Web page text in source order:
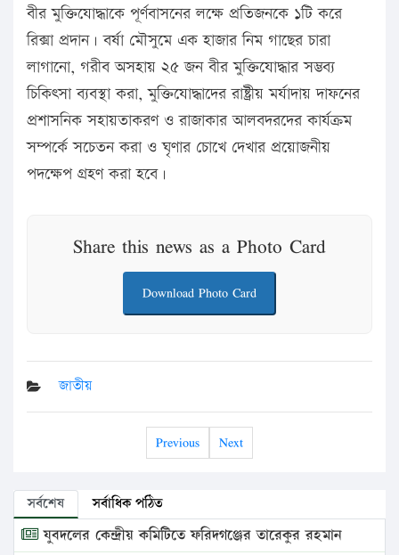
বীর মুক্তিযোদ্ধাকে পূর্ণবাসনের লক্ষে প্রতিজনকে ১টি করে
রিক্সা প্রদান। বর্ষা মৌসুমে এক হাজার নিম গাছের চারা
লাগানো, গরীব অসহায় ২৫ জন বীর মুক্তিযোদ্ধার সম্ভব্য
চিকিৎসা ব্যবস্থা করা, মুক্তিযোদ্ধাদের রাষ্ট্রীয় মর্যাদায় দাফনের
প্রশাসনিক সহায়তাকরণ ও রাজাকার আলবদরদের কার্যক্রম
সম্পর্কে সচেতন করা ও ঘৃণার চোখে দেখার প্রয়োজনীয়
পদক্ষেপ গ্রহণ করা হবে।
Share this news as a Photo Card
Download Photo Card
জাতীয়
Previous Next
সর্বশেষ সর্বাধিক পঠিত
যুবদলের কেন্দ্রীয় কমিটিতে ফরিদগঞ্জের তারেকুর রহমান